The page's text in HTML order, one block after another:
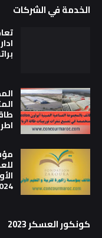
الخدمة في الشركات
براتب 6000
اطر
كونكور العسكر 2023